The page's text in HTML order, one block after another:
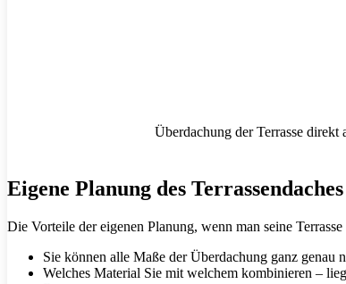
Überdachung der Terrasse direkt
Eigene Planung des Terrassendaches
Die Vorteile der eigenen Planung, wenn man seine
Sie können alle Maße der Überdachung ganz genau
Welches Material Sie mit welchem kombinieren –